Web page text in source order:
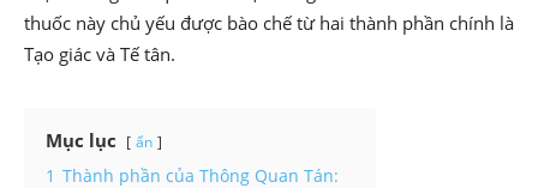
thuốc này chủ yếu được bào chế từ hai thành phần chính là
Tạo giác và Tế tân.
Mục lục ẩn
1 Thành phần của Thông Quan Tán: